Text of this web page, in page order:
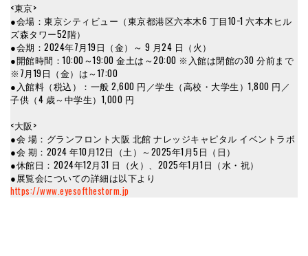
<東京>
●会場：東京シティビュー（東京都港区六本木6 丁目10−1 六本木ヒル
ズ森タワー52階）
●会期：2024年7月19日（金）～ 9 月24 日（火）
●開館時間：10:00～19:00 金土は～20:00 ※入館は閉館の30 分前まで
※7月19日（金）は～17:00
●入館料（税込）：一般 2,600 円／学生（高校・大学生）1,800 円／
子供（4 歳～中学生）1,000 円
<大阪>
●会 場：グランフロント大阪 北館 ナレッジキャピタル イベントラボ
●会 期：2024 年10月12日（土）～2025年1月5日（日）
●休館日：2024年12月31 日（火）、2025年1月1日（水・祝）
●展覧会についての詳細は以下より
https://www.eyesofthestorm.jp